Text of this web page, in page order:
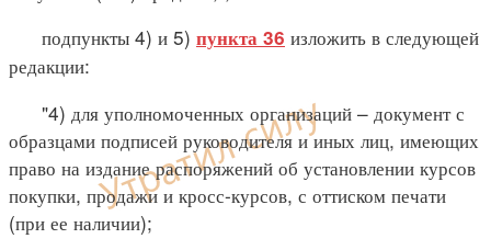
подпункты 4) и 5) пункта 36 изложить в следующей
редакции:
"4) для уполномоченных организаций – документ с
образцами подписей руководителя и иных лиц, имеющих
право на издание распоряжений об установлении курсов
покупки, продажи и кросс-курсов, с оттиском печати
(при ее наличии);